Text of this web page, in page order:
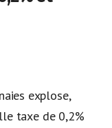
explose,
taxe de 0,2%